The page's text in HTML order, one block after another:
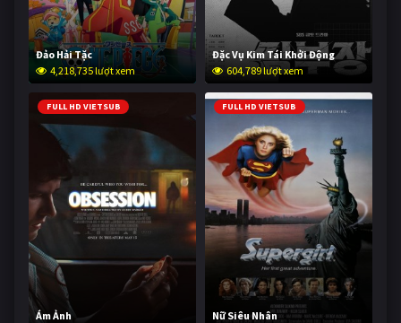
Đảo Hải Tặc
4,218,735 lượt xem
Đặc Vụ Kim Tái Khởi Động
604,789 lượt xem
FULL HD VIETSUB
Ám Ảnh
FULL HD VIETSUB
Nữ Siêu Nhân